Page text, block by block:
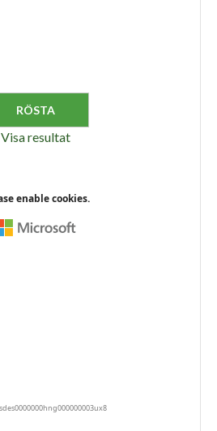
Visa resultat